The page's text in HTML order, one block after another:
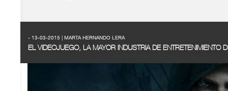
- 13-03-2015 | MARTA HERNANDO LERA
EL VIDEOJUEGO, LA MAYOR INDUSTRIA DE ENTRETENIMIENTO